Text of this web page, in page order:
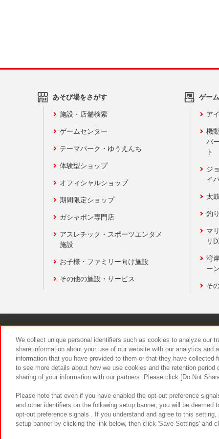
あそび場をさがす
施設・店舗検索
ゲームセンター
テーマパーク・ゆうえんち
体験型ショップ
オフィシャルショップ
期間限定ショップ
ガシャポン専門店
アスレチック・スポーツエンタメ
施設
お子様・ファミリー向け施設
その他の施設・サービス
ゲー
ア
機
バ
ト
ジ
イ
太
釣
マ
リ
湾
ー
そ
食品のご
We collect unique personal identifiers such as cookies to analyze our
share information about your use of our website with our analytics and
information that you have provided to them or that they have
to see more details about how we use cookies and the retention
sharing of your information with our partners. Please click [Do Not
Please note that even if you have enabled the opt-out preference
and other identifiers on the following setup banner, you will be
opt-out preference signals . If you understand and agree to this
setup banner by clicking the link below, then click 'Save Settings' and